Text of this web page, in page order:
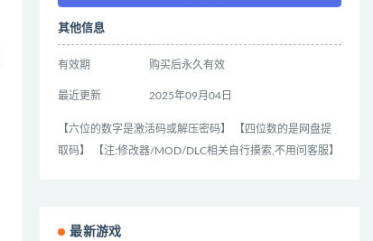
其他信息
有效期 购买后永久有效
最近更新 2025年09月04日
【六位的数字是激活码或解压密码】 【四位数的是网盘提
取码】 【注:修改器/MOD/DLC相关自行摸索,不用问客服】
最新游戏